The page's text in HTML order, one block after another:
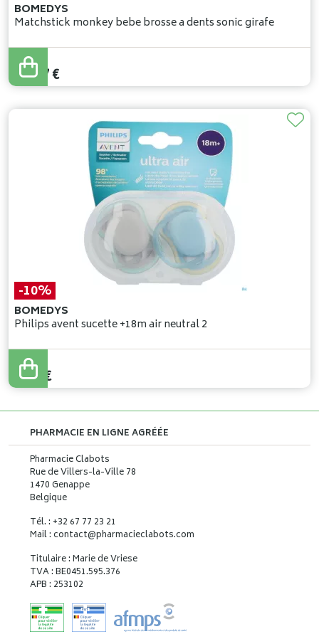
BOMEDYS
Matchstick monkey bebe brosse a dents sonic girafe
17,47€
-10%
BOMEDYS
Philips avent sucette +18m air neutral 2
10,63
9,57 €
PHARMACIE EN LIGNE AGRÉÉE
Pharmacie Clabots
Rue de Villers-la-Ville 78
1470 Genappe
Belgique
Tél. : +32 67 77 23 21
Mail : contact@pharmacieclabots.com
Titulaire : Marie de Vriese
TVA : BE0451.595.376
APB : 253102